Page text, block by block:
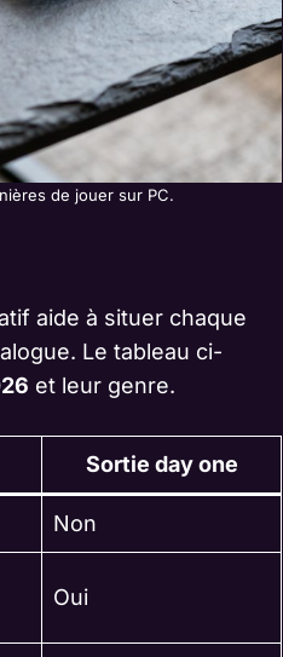
de jouer sur PC.
aide à situer chaque
Le tableau ci-
et leur genre.
Sortie day one
Non
Oui